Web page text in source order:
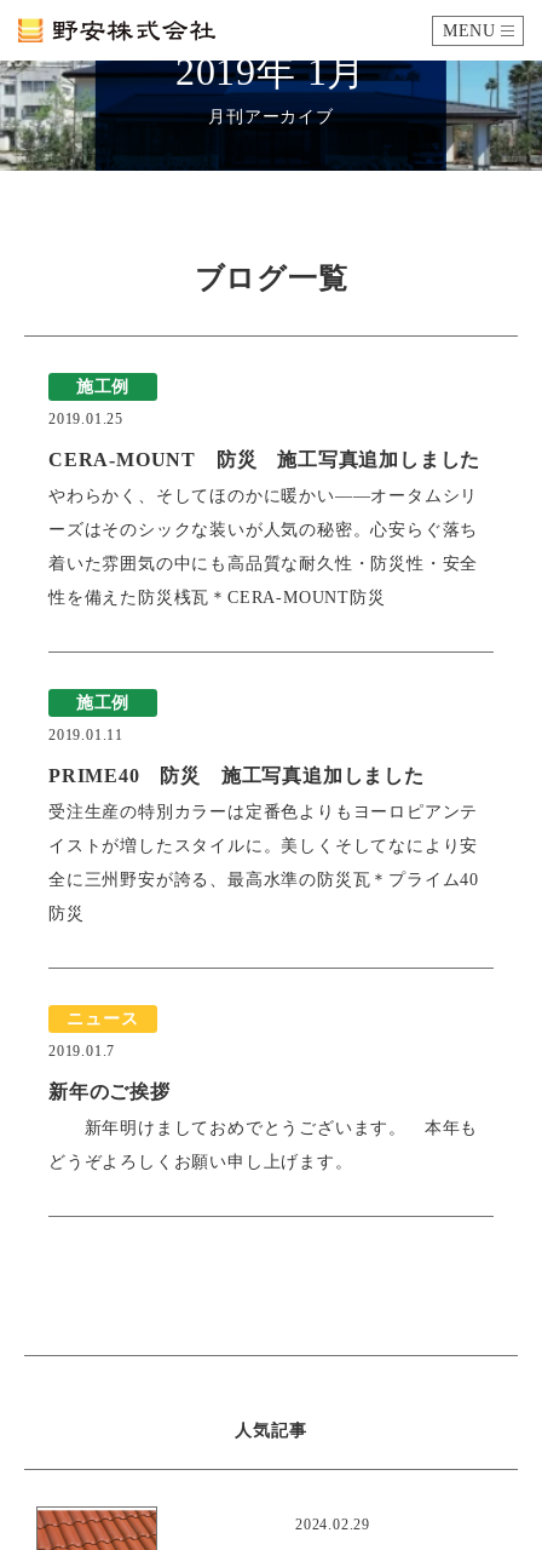
MENU
カタログ
企業情報
採用情報
エントリーフォーム 先輩社員の声
瓦猫
2019年 1月
月刊アーカイブ
ブログ一覧
施工例
2019.01.25
CERA-MOUNT 防災 施工写真追加しました
やわらかく、そしてほのかに暖かい――オータムシリ
ーズはそのシックな装いが人気の秘密。心安らぐ落ち
着いた雰囲気の中にも高品質な耐久性・防災性・安全
性を備えた防災桟瓦＊CERA-MOUNT防災
施工例
2019.01.11
PRIME40 防災 施工写真追加しました
受注生産の特別カラーは定番色よりもヨーロピアンテ
イストが増したスタイルに。美しくそしてなにより安
全に三州野安が誇る、最高水準の防災瓦＊プライム40
防災
ニュース
2019.01.7
新年のご挨拶
新年明けましておめでとうございます。 本年も
どうぞよろしくお願い申し上げます。
人気記事
2024.02.29